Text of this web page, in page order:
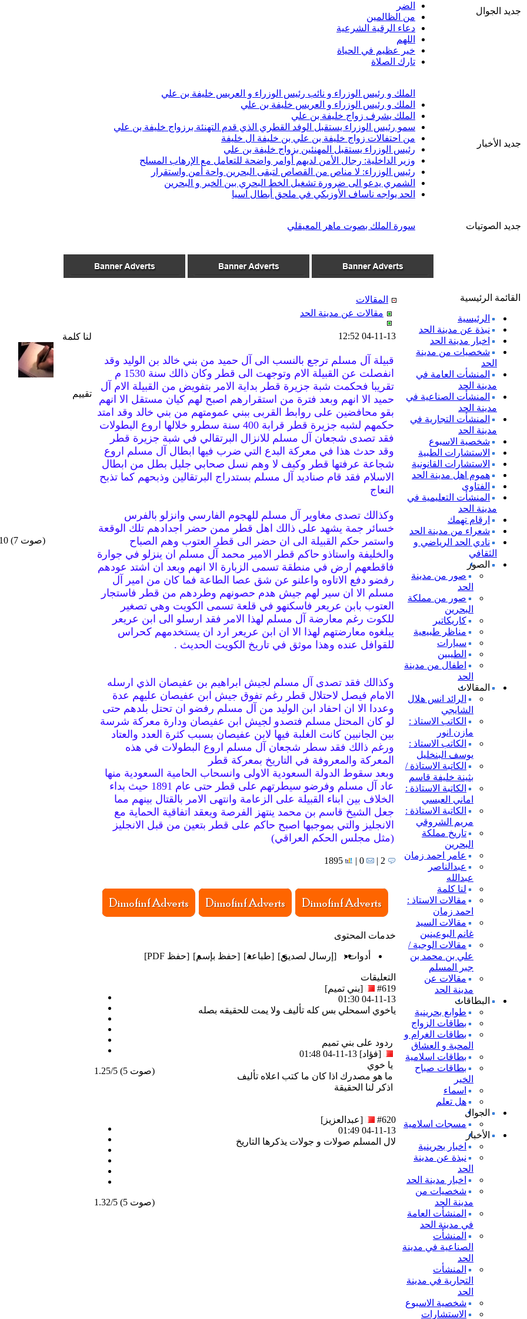
جديد الجوال
الضر
من الظالمين
دعاء الرقية الشرعية
اللهم
خير عظيم في الحياة
تارك الصلاة
جديد الأخبار
الملك و رئيس الوزراء و نائب رئيس الوزراء و العريس خليفة بن علي
الملك و رئيس الوزراء و العريس خليفة بن علي
الملك يشرف زواج خليفة بن علي
سمو رئيس الوزراء يستقبل الوفد القطري الذي قدم التهنئة برزواج خليفة بن علي
من احتفالات زواج خليفة بن علي بن خليفة ال خليفة
رئيس الوزراء يستقبل المهنئين بزواج خليفة بن علي
وزير الداخلية: رجال الأمن لديهم أوامر واضحة للتعامل مع الإرهاب المسلح
رئيس الوزراء: لا مناص من القصاص لتبقى البحرين واحة أمن واستقرار
الشمري يدعو الى ضرورة تشغيل الخط البحري بين الخبر و البحرين
الحد يواجه ناساف الأوزبكي في ملحق أبطال آسيا
جديد الصوتيات سورة الملك بصوت ماهر المعيقلي
القائمة الرئيسية
الرئيسية
نبذة عن مدينة الحد
اخبار مدينة الحد
شخصيات من مدينة
الحد
المنشأت العامة في
مدينة الحد
المنشأت الصناعية في
مدينة الحد
المنشأت التجارية في
مدينة الحد
شخصية الاسبوع
الاستشارات الطبية
الاستشارات القانونية
هموم اهل مدينة الحد
الفتاوى
المنشأت التعليمية في
مدينة الحد
ارقام تهمك
شعراء من مدينة الحد
نادي الحد الرياضي و
الثقافي
الصور
صور من مدينة
الحد
صور من مملكة
البحرين
كاريكاتير
مناظر طبيعية
سيارات
الطيبين
اطفال من مدينة
الحد
المقالات
الرائد انس هلال
الشايجي
الكاتب الاستاذ :
مازن انور
الكاتب الاستاذ :
يوسف البنخليل
الكاتبة الاستاذة /
بثينة خليفة قاسم
الكاتبة الاستاذة :
اماني العبسي
الكاتبة الاستاذة :
مريم الشروقي
تاريخ مملكة
البحرين
عامر احمد زمان
عبدالناصر
عبدالله
لنا كلمة
مقالات الاستاذ :
احمد زمان
مقالات السيد
غانم البوعينين
مقالات الوجية /
علي بن محمد بن
جبر المسلم
مقالات عن
مدينة الحد
البطاقات
طوابع بحرينية
بطاقات الزواج
بطاقات الغرام و
المحبة و العشاق
بطاقات اسلامية
بطاقات صباح
الخير
اسماء
هل تعلم
الجوال
مسجات اسلامية
الأخبار
اخبار بحرينية
نبذة عن مدينة
الحد
اخبار مدينة الحد
شخصيات من
مدينة الحد
المنشأت العامة
في مدينة الحد
المنشأت
الصناعية في مدينة
الحد
المنشأت
التجارية في مدينة
الحد
شخصية الاسبوع
الاستشارات
المقالات
مقالات عن مدينة الحد
04-11-13 12:52
قبيلة آل مسلم ترجع بالنسب الى آل حميد من بني خالد بن الوليد وقد
انفصلت عن القبيلة الام وتوجهت الى قطر وكان ذالك سنة 1530 م
تقريبا فحكمت شبة جزيرة قطر بداية الامر بتفويض من القبيلة الام آل
حميد الا انهم وبعد فترة من استقرارهم اصبح لهم كيان مستقل الا انهم
بقو محافضين على روابط القربى ببني عمومتهم من بني خالد وقد امتد
حكمهم لشبه جزيرة قطر قرابة 400 سنة سطرو خلالها اروع البطولات
فقد تصدى شجعان آل مسلم للانزال البرتقالي في شبة جزيرة قطر
وقد حدث هذا في معركة البدع التي ضرب فيها ابطال آل مسلم اروع
شجاعة عرفتها قطر وكيف لا وهم نسل صحابي جليل بطل من ابطال
الاسلام فقد قام صناديد آل مسلم بستدراج البرتقالين وذبحهم كما تذبح
النعاج
وكذالك تصدى مغاوير آل مسلم للهجوم الفارسي وانزلو بالفرس
خسائر جمة يشهد على ذالك اهل قطر ممن حضر اجدادهم تلك الوقعة
واستمر حكم القبيلة الى ان حضر الى قطر العتوب وهم الصباح
والخليفة واستاذو حاكم قطر الامير محمد آل مسلم ان ينزلو في جوارة
فاقطعهم ارض في منطقة تسمى الزبارة الا انهم وبعد ان اشتد عودهم
رفضو دفع الاتاوه واعلنو عن شق عصا الطاعة فما كان من امير آل
مسلم الا ان سير لهم جيش هدم حصونهم وطردهم من قطر فاستجار
العتوب بابن عريعر فاسكنهو في قلعة تسمى الكويت وهي تصغير
للكوت رغم معارضة آل مسلم لهذا الامر فقد ارسلو الى ابن عريعر
يبلغوه معارضتهم لهذا الا ان ابن عريعر ارد ان يستخدمهم كحراس
للقوافل عنده وهذا موثق في تاريخ الكويت الحديث .
وكذالك فقد تصدى آل مسلم لجيش ابراهيم بن عفيصان الذي ارسله
الامام فيصل لاحتلال قطر رغم تفوق جيش ابن عفيصان عليهم عدة
وعددا الا ان احفاد ابن الوليد من آل مسلم رفضو ان تحتل بلدهم حتى
لو كان المحتل مسلم فتصدو لجيش ابن عفيصان ودارة معركة شرسة
بين الجانبين كانت الغلبة فيها لابن عفيصان بسبب كثرة العدد والعتاد
ورغم ذالك فقد سطر شجعان آل مسلم اروع البطولات في هذه
المعركة والمعروفة في التاريخ بمعركة قطر
وبعد سقوط الدولة السعودية الاولى وانسحاب الحامية السعودية منها
عاد آل مسلم وفرضو سيطرتهم على قطر حتى عام 1891 حيث بداء
الخلاف بين ابناء القبيلة على الزعامة وانتهى الامر بالقتال بينهم مما
جعل الشيخ قاسم بن محمد ينتهز الفرصة ويعقد اتفاقية الحماية مع
الانجليز والتي بموجبها اصبح حاكم على قطر بتعين من قبل الانجليز
(مثل مجلس الحكم العراقي)
خدمات المحتوى
أدوات : [ إرسال لصديق]
[طباعة]
[حفظ بإسم]
[حفظ PDF ]
التعليقات
#619
[بني تميم]
1.25/5 (5 صوت)
04-11-13 01:30
ياخوي اسمحلي بس كله تأليف ولا يمت للحقيقه بصله
ردود على بني تميم
[فؤاد] 04-11-13 01:48
يا خوي
ما هو مصدرك اذا كان ما كتب اعلاه تأليف
اذكر لنا الحقيقة
#620 [عبدالعزيز]
1.32/5 (5 صوت)
04-11-13 01:49
ﻻل المسلم صوﻻت و جوﻻت يذكرها التاريخ
لنا كلمة
تقييم
/10 (7 صوت)